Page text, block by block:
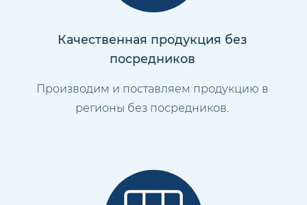
Качественная продукция без
посредников
Производим и поставляем продукцию в
регионы без посредников.